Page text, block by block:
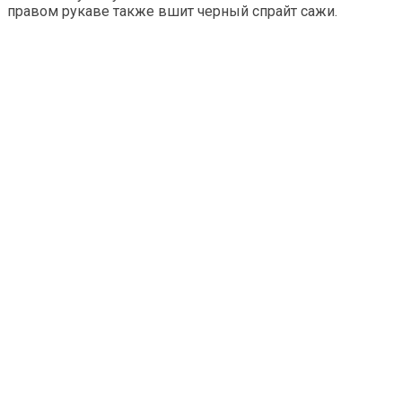
правом рукаве также вшит черный спрайт сажи.